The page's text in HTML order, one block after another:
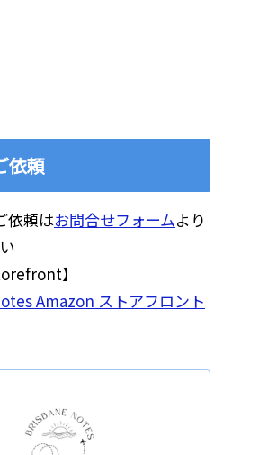
依頼
依頼はお問合せフォームより
】
Amazon ストアフロント